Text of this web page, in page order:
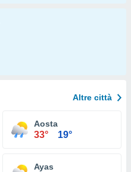
Altre città
Aosta
33° 19°
Ayas